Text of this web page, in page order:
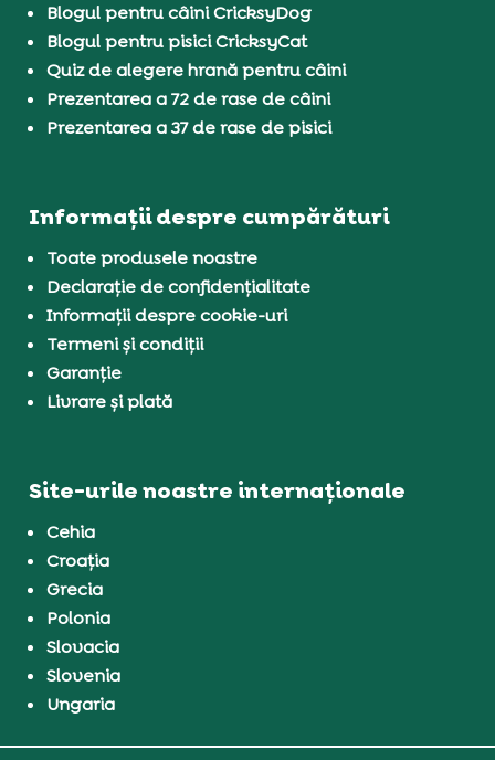
Blogul pentru câini CricksyDog
Blogul pentru pisici CricksyCat
Quiz de alegere hrană pentru câini
Prezentarea a 72 de rase de câini
Prezentarea a 37 de rase de pisici
Informații despre cumpărături
Toate produsele noastre
Declarație de confidențialitate
Informații despre cookie-uri
Termeni și condiții
Garanție
Livrare și plată
Site-urile noastre internaționale
Cehia
Croația
Grecia
Polonia
Slovacia
Slovenia
Ungaria